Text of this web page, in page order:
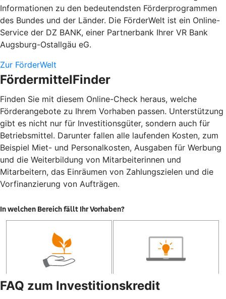
Informationen zu den bedeutendsten Förderprogrammen
des Bundes und der Länder. Die FörderWelt ist ein Online-
Service der DZ BANK, einer Partnerbank Ihrer VR Bank
Augsburg-Ostallgäu eG.
Zur FörderWelt
FördermittelFinder
Finden Sie mit diesem Online-Check heraus, welche
Förderangebote zu Ihrem Vorhaben passen. Unterstützung
gibt es nicht nur für Investitionsgüter, sondern auch für
Betriebsmittel. Darunter fallen alle laufenden Kosten, zum
Beispiel Miet- und Personalkosten, Ausgaben für Werbung
und die Weiterbildung von Mitarbeiterinnen und
Mitarbeitern, das Einräumen von Zahlungszielen und die
Vorfinanzierung von Aufträgen.
FAQ zum Investitionskredit